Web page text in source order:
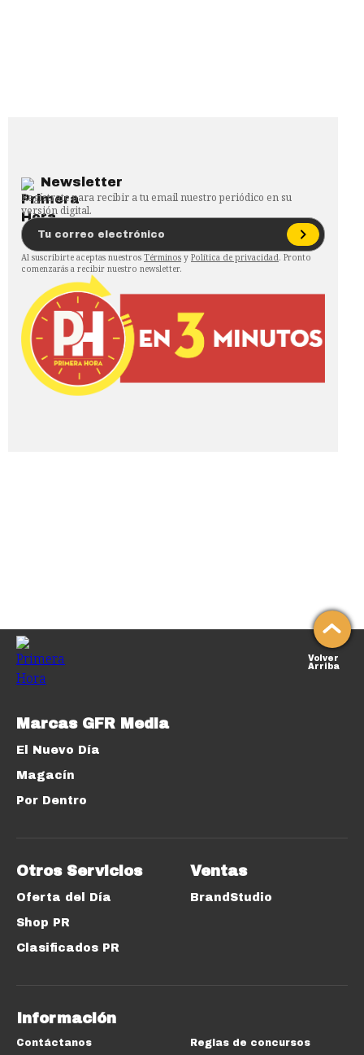
Newsletter
Regístrate para recibir a tu email nuestro periódico en su
versión digital.
Al suscribirte aceptas nuestros Términos y Política de privacidad. Pronto
comenzarás a recibir nuestro newsletter.
Volver
Arriba
Marcas GFR Media
El Nuevo Día
Magacín
Por Dentro
Otros Servicios
Oferta del Día
Shop PR
Clasificados PR
Ventas
BrandStudio
Información
Contáctanos Reglas de concursos